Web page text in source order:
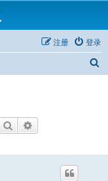
登录
注册
搜索